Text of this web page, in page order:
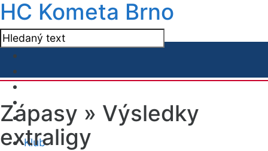
HC Kometa Brno
Klub
Zápasy » Výsledky
extraligy